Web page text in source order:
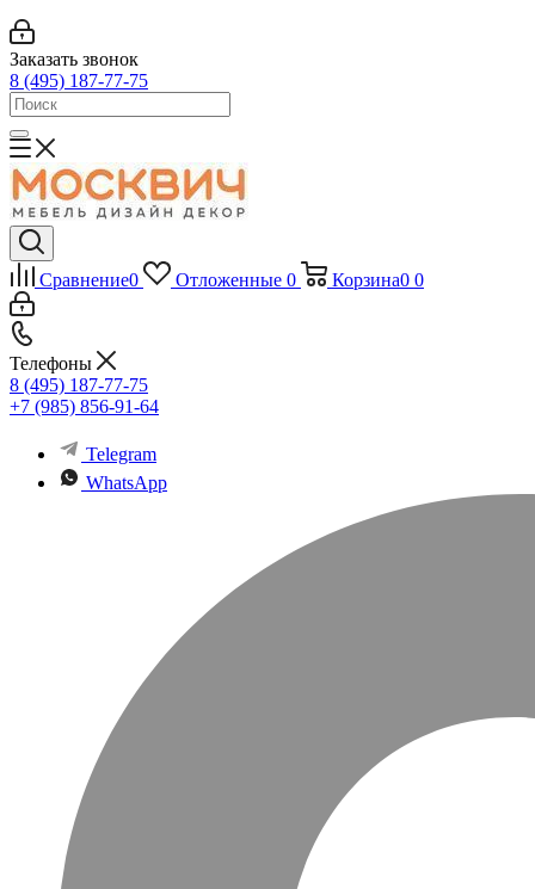
Заказать звонок
8 (495) 187-77-75
Сравнение0 Отложенные 0 Корзина0 0
Телефоны
8 (495) 187-77-75
+7 (985) 856-91-64
Telegram
WhatsApp